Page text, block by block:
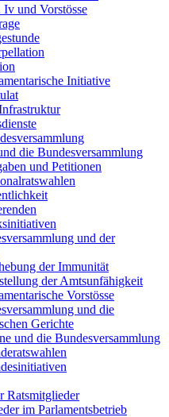
und Vorstösse
Initiative
die Bundesversammlung
und Petitionen
und der
der Immunität
der Amtsunfähigkeit
Vorstösse
und die
Gerichte
und die Bundesversammlung
Ratsmitglieder
im Parlamentsbetrieb